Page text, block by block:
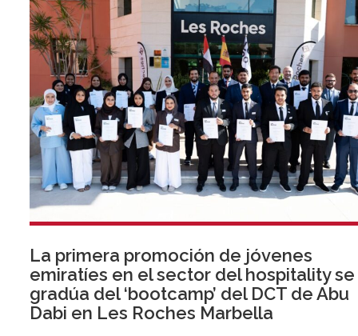
La primera promoción de jóvenes
emiratíes en el sector del hospitality se
gradúa del ‘bootcamp’ del DCT de Abu
Dabi en Les Roches Marbella